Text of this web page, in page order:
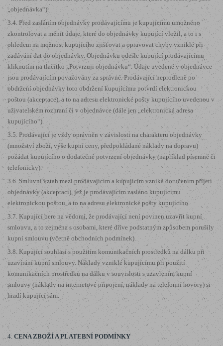
„objednávka“).
3.4. Před zasláním objednávky prodávajícímu je kupujícímu umožněno
zkontrolovat a měnit údaje, které do objednávky kupující vložil, a to i s
ohledem na možnost kupujícího zjišťovat a opravovat chyby vzniklé při
zadávání dat do objednávky. Objednávku odešle kupující prodávajícímu
kliknutím na tlačítko „Potvrzuji objednávku“. Údaje uvedené v objednávce
jsou prodávajícím považovány za správné. Prodávající neprodleně po
obdržení objednávky toto obdržení kupujícímu potvrdí elektronickou
poštou (akceptace), a to na adresu elektronické pošty kupujícího uvedenou v
uživatelském rozhraní či v objednávce (dále jen „elektronická adresa
kupujícího“).
3.5. Prodávající je vždy oprávněn v závislosti na charakteru objednávky
(množství zboží, výše kupní ceny, předpokládané náklady na dopravu)
požádat kupujícího o dodatečné potvrzení objednávky (například písemně či
telefonicky).
3.6. Smluvní vztah mezi prodávajícím a kupujícím vzniká doručením přijetí
objednávky (akceptací), jež je prodávajícím zasláno kupujícímu
elektronickou poštou, a to na adresu elektronické pošty kupujícího.
3.7. Kupující bere na vědomí, že prodávající není povinen uzavřít kupní
smlouvu, a to zejména s osobami, které dříve podstatným způsobem porušily
kupní smlouvu (včetně obchodních podmínek).
3.8. Kupující souhlasí s použitím komunikačních prostředků na dálku při
uzavírání kupní smlouvy. Náklady vzniklé kupujícímu při použití
komunikačních prostředků na dálku v souvislosti s uzavřením kupní
smlouvy (náklady na internetové připojení, náklady na telefonní hovory) si
hradí kupující sám.
4. CENA ZBOŽÍ A PLATEBNÍ PODMÍNKY